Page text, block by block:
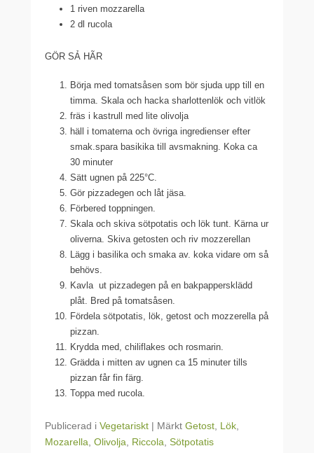
1 riven mozzarella
2 dl rucola
GÖR SẢ HÃR
Börja med tomatsåsen som bör sjuda upp till en
timma. Skala och hacka sharlottenlök och vitlök
fräs i kastrull med lite olivolja
häll i tomaterna och övriga ingredienser efter
smak.spara basikika till avsmakning. Koka ca
30 minuter
Sätt ugnen på 225°C.
Gör pizzadegen och låt jäsa.
Förbered toppningen.
Skala och skiva sötpotatis och lök tunt. Kärna ur
oliverna. Skiva getosten och riv mozzerellan
Lägg i basilika och smaka av. koka vidare om så
behövs.
Kavla ut pizzadegen på en bakpappersklädd
plåt. Bred på tomatsåsen.
Fördela sötpotatis, lök, getost och mozzerella på
pizzan.
Krydda med, chiliflakes och rosmarin.
Grädda i mitten av ugnen ca 15 minuter tills
pizzan får fin färg.
Toppa med rucola.
Publicerad i Vegetariskt | Märkt Getost Lök
Mozarella Olivolja Riccola Sötpotatis